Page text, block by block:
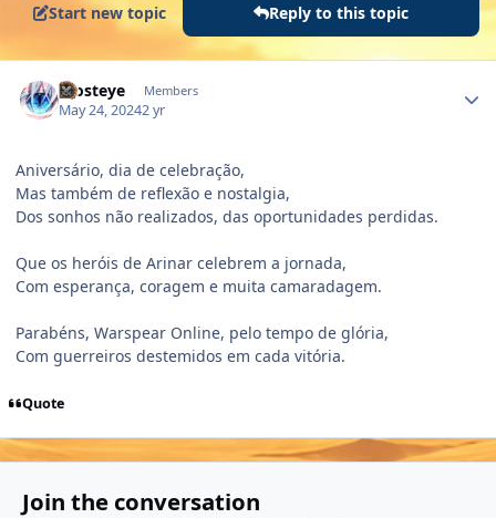
Start new topic Reply to this topic
Frosteye Members
May 24, 20242 yr
Aniversário, dia de celebração,
Mas também de reflexão e nostalgia,
Dos sonhos não realizados, das oportunidades perdidas.
Que os heróis de Arinar celebrem a jornada,
Com esperança, coragem e muita camaradagem.
Parabéns, Warspear Online, pelo tempo de glória,
Com guerreiros destemidos em cada vitória.
Quote
Join the conversation